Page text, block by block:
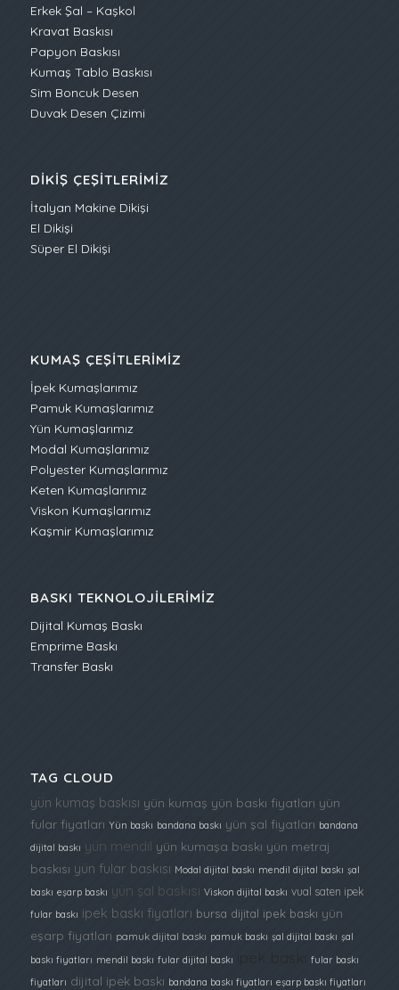
Erkek Şal – Kaşkol
Kravat Baskısı
Papyon Baskısı
Kumaş Tablo Baskısı
Sim Boncuk Desen
Duvak Desen Çizimi
DIKIŞ ÇEŞITLERIMIZ
İtalyan Makine Dikişi
El Dikişi
Süper El Dikişi
KUMAŞ ÇEŞITLERIMIZ
İpek Kumaşlarımız
Pamuk Kumaşlarımız
Yün Kumaşlarımız
Modal Kumaşlarımız
Polyester Kumaşlarımız
Keten Kumaşlarımız
Viskon Kumaşlarımız
Kaşmir Kumaşlarımız
BASKI TEKNOLOJILERIMIZ
Dijital Kumaş Baskı
Emprime Baskı
Transfer Baskı
TAG CLOUD
yün kumaş baskısı yün kumaş yün baskı fiyatları yün
fular fiyatları Yün baskı bandana baskı yün şal fiyatları bandana
dijital baskı yün mendil yün kumaşa baskı yün metraj
baskısı yün fular baskısı Modal dijital baskı mendil dijital baskı şal
baskı eşarp baskı yün şal baskısı Viskon dijital baskı vual saten ipek
fular baskı ipek baskı fiyatları bursa dijital ipek baskı yün
eşarp fiyatları pamuk dijital baskı pamuk baskı şal dijital baskı şal
baskı fiyatları mendil baskı fular dijital baskı
fular baskı
fiyatları dijital ipek baskı bandana baskı fiyatları eşarp baskı fiyatları